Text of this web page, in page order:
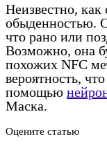
Неизвестно, как
обыденностью.
что рано или
Возможно, она
похожих NFC
вероятность,
помощью
Маска.
Оцените статью